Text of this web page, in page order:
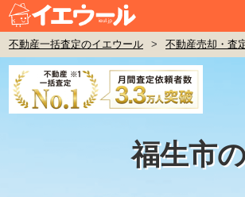
不動産一括査定のイエウール > 不動産売却・査
福生市